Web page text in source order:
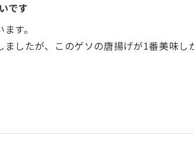
です
す。
したが、このゲソの唐揚げが1番美味し